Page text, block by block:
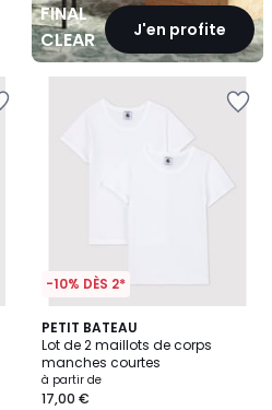
FINAL
CLEARANCEJ'en profite
-10% DÈS 2*
PETIT BATEAU
Lot de 2 maillots de corps
manches courtes
à partir de
17,00 €
5
/
5